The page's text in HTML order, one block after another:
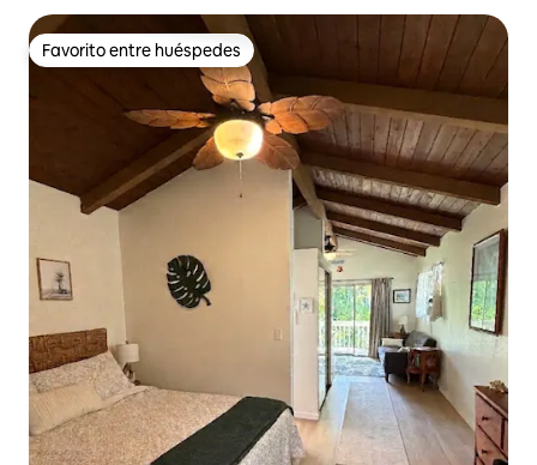
Favorito entre huéspedes
Favorito entre huéspedes